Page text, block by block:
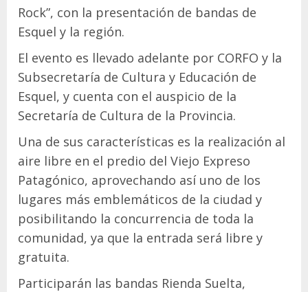
Rock”, con la presentación de bandas de
Esquel y la región.
El evento es llevado adelante por CORFO y la
Subsecretaría de Cultura y Educación de
Esquel, y cuenta con el auspicio de la
Secretaría de Cultura de la Provincia.
Una de sus características es la realización al
aire libre en el predio del Viejo Expreso
Patagónico, aprovechando así uno de los
lugares más emblemáticos de la ciudad y
posibilitando la concurrencia de toda la
comunidad, ya que la entrada será libre y
gratuita.
Participarán las bandas Rienda Suelta,